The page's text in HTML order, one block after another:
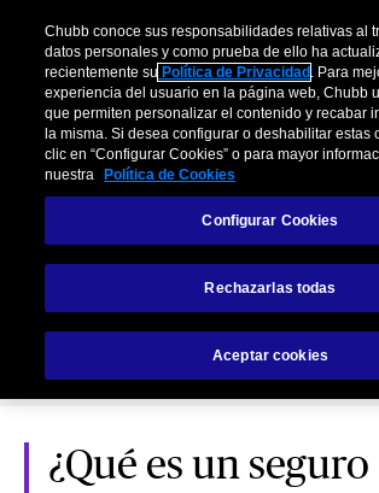
Easy Oficinas y
Comercios
¿Qué es un seguro
Chubb conoce sus responsabilidades relativas al
datos personales y como prueba de ello ha
recientemente su Política de Privacidad . Para
experiencia del usuario en la página web, Chubb
que permiten personalizar el contenido y recabar
la misma. Si desea configurar o deshabilitar estas
clic en “Configurar Cookies” o para mayor
nuestra
Política de Cookies
Configurar Cookies
Rechazarlas todas
Aceptar cookies